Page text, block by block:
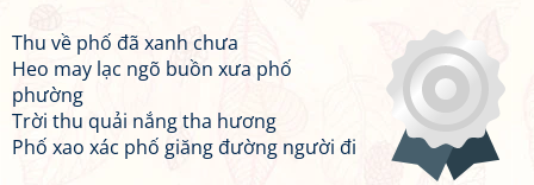
Thu về phố đã xanh chưa
Heo may lạc ngõ buồn xưa phố
phường
Trời thu quải nắng tha hương
Phố xao xác phố giăng đường người đi